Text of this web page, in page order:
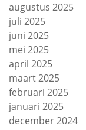
augustus 2025
juli 2025
juni 2025
mei 2025
april 2025
maart 2025
februari 2025
januari 2025
december 2024